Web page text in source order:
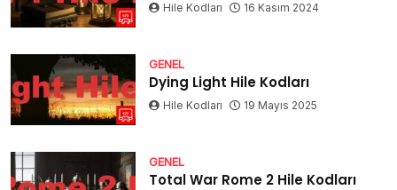
Hile Kodları 16 Kasım 2024
GENEL
Dying Light Hile Kodları
Hile Kodları 19 Mayıs 2025
GENEL
Total War Rome 2 Hile Kodları